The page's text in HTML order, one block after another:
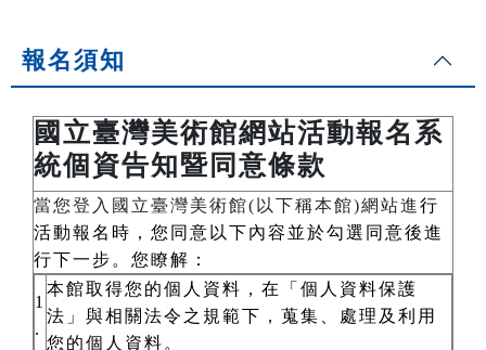
報名須知
國立臺灣美術館網站活動報名系
統個資告知暨同意條款
當您登入國立臺灣美術館(以下稱本館)網站進行
活動報名時，您同意以下內容並於勾選同意後進
行下一步。您瞭解：
1
.
本館取得您的個人資料，在「個人資料保護
法」與相關法令之規範下，蒐集、處理及利用
您的個人資料。